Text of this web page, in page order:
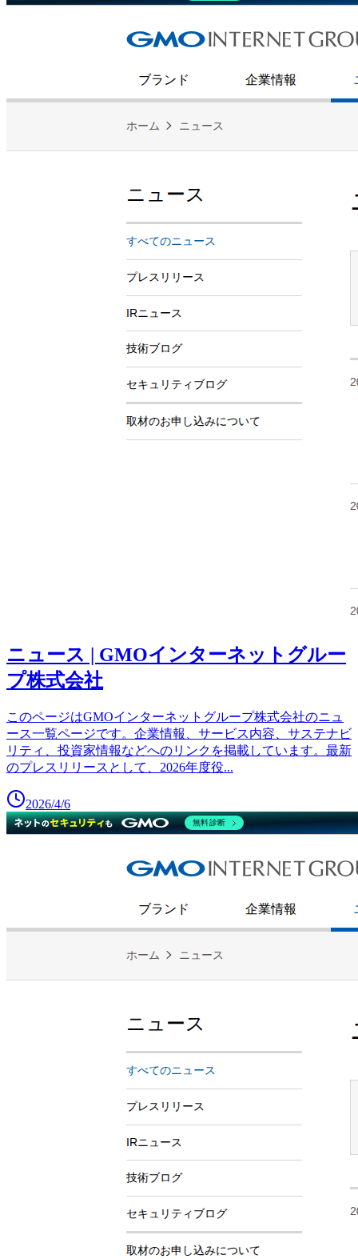
ニュース | GMOインターネットグルー
プ株式会社
このページはGMOインターネットグループ株式会社のニュ
ース一覧ページです。企業情報、サービス内容、サステナビ
リティ、投資家情報などへのリンクを掲載しています。最新
のプレスリリースとして、2026年度役...
2026/4/6